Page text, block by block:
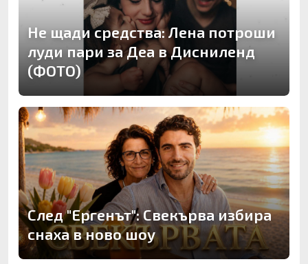
Не щади средства: Лена потроши
луди пари за Деа в Дисниленд
(ФОТО)
След "Ергенът": Свекърва избира
снаха в ново шоу